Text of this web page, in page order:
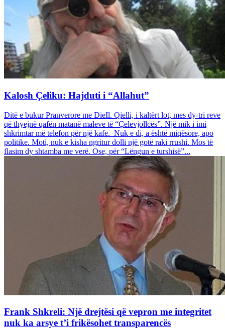
Kalosh Çeliku: Hajduti i “Allahut”
Ditë e bukur Pranverore me DieIl. Qielli, i kaltërt lot, mes dy-tri reve
që thyejnë qafën matanë maleve të “Çelevjollcës”. Një mik i imi
shkrimtar më telefon për një kafe. Nuk e di, a është miqësore, apo
politike. Moti, nuk e kisha ngritur dolli një gotë raki rrushi. Mos të
flasim dy shtamba me verë. Ose, për “Lëngun e turshisë”...
Frank Shkreli: Një drejtësi që vepron me integritet
nuk ka arsye t’i frikësohet transparencës